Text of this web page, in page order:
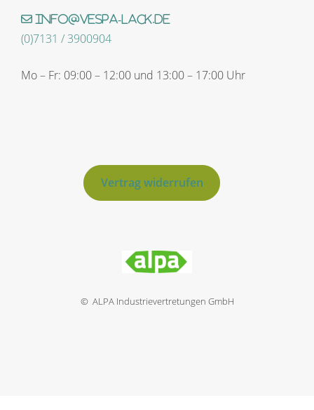
info@vespa-lack.de
(0)7131 / 3900904
Mo – Fr: 09:00 – 12:00 und 13:00 – 17:00 Uhr
Vertrag widerrufen
© ALPA Industrievertretungen GmbH